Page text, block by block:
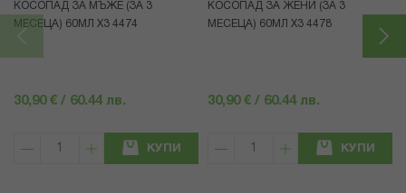
КОСОПАД ЗА МЪЖЕ (ЗА 3
МЕСЕЦА) 60МЛ X3 4474
30,90 € / 60.44 лв.
КУПИ
КОСОПАД ЗА ЖЕНИ (ЗА 3
МЕСЕЦА) 60МЛ X3 4478
30,90 € / 60.44 лв.
КУПИ